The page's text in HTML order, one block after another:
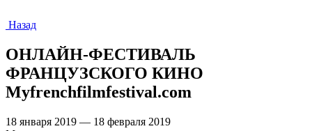
Назад
ОНЛАЙН-ФЕСТИВАЛЬ
ФРАНЦУЗСКОГО КИНО
Myfrenchfilmfestival.com
18 января 2019 — 18 февраля 2019